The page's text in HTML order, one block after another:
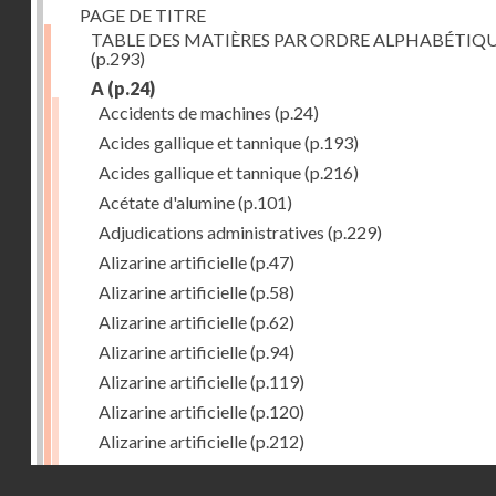
PAGE DE TITRE
TABLE DES MATIÈRES PAR ORDRE
(p.293)
A (p.24)
Accidents de machines (p.24)
Acides gallique et tannique(p.193)
Acides gallique et tannique(p.216)
Acétate d'alumine(p.101)
Adjudications administratives (p.229)
Alizarine artificielle(p.47)
Alizarine artificielle(p.58)
Alizarine artificielle(p.62)
Alizarine artificielle(p.94)
Alizarine artificielle(p.119)
Alizarine artificielle(p.120)
Alizarine artificielle(p.212)
Alizarine artificielle(p.256)